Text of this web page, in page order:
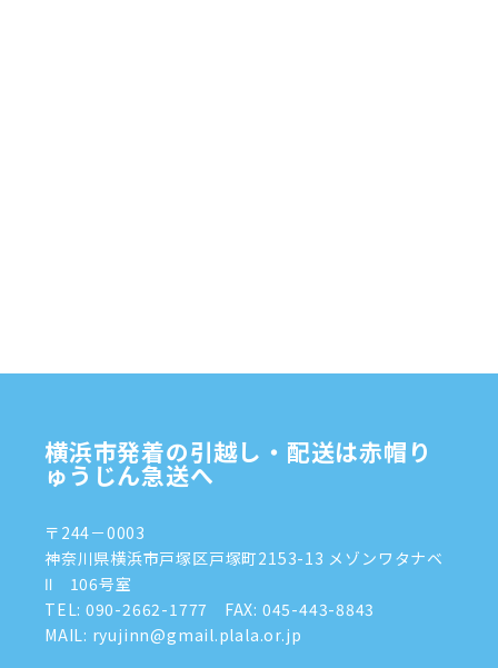
2024年9月(2)
2024年7月
(8)
2024年5月(2)
2024年4月
2024年3月(8)
横浜市発着の引越し・配送は赤帽り
ゅうじん急送へ
〒244－0003
神奈川県横浜市戸塚区戸塚町2153-13 メゾンワタナベ
Ⅱ 106号室
TEL: 090-2662-1777
FAX: 045-443-8843
MAIL: ryujinn@gmail.plala.or.jp